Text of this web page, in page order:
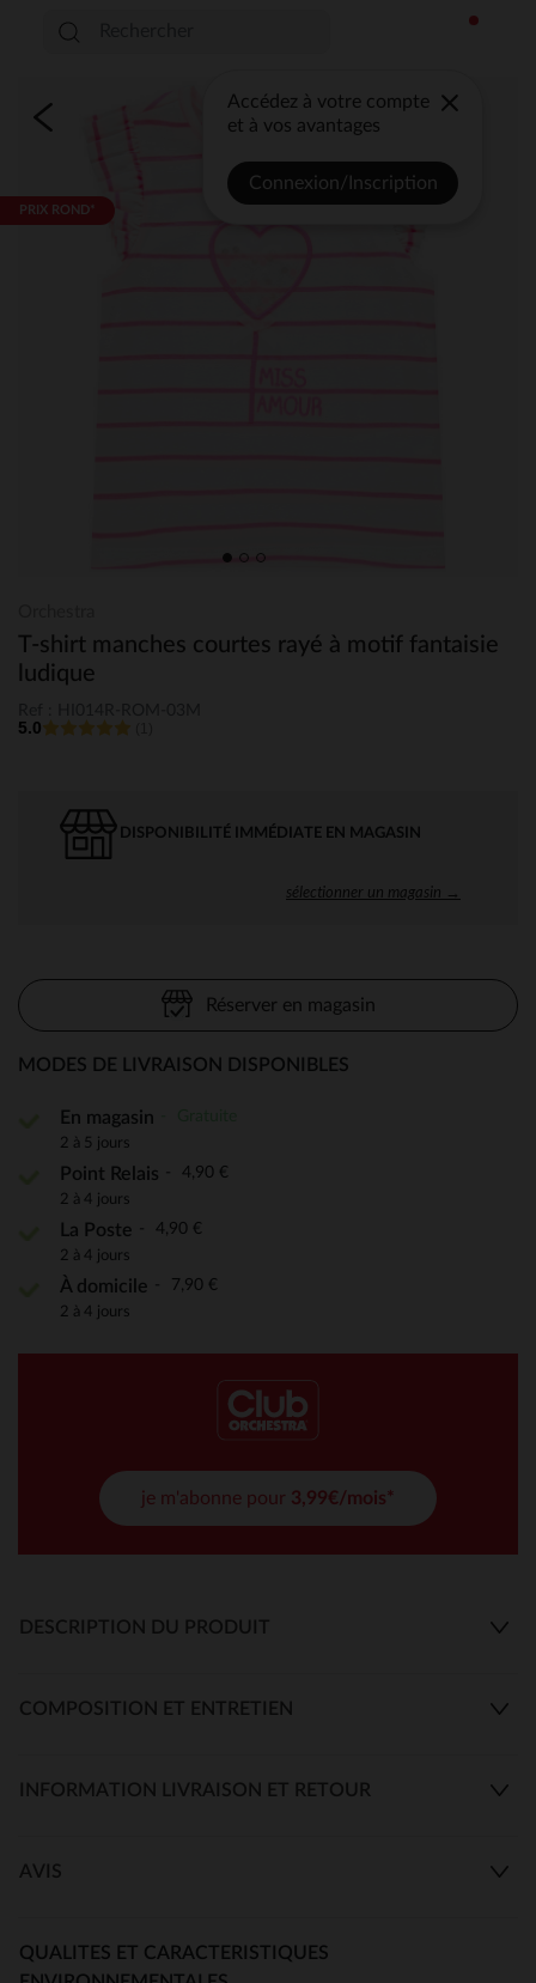
Accédez à votre compte
et à vos avantages
Connexion/Inscription
PRIX ROND*
T-shirt manches courtes rayé à motif fantaisie
ludique
5.0
DISPONIBILITÉ IMMÉDIATE EN MAGASIN
sélectionner un magasin →
Réserver en magasin
MODES DE LIVRAISON DISPONIBLES
En magasin
2 à 5 jours
Point Relais 4,90 €
2 à 4 jours
La Poste 4,90 €
2 à 4 jours
À domicile 7,90 €
2 à 4 jours
je m'abonne pour 3,99€/mois*
DESCRIPTION DU PRODUIT
COMPOSITION ET ENTRETIEN
INFORMATION LIVRAISON ET RETOUR
AVIS
QUALITES ET CARACTERISTIQUES